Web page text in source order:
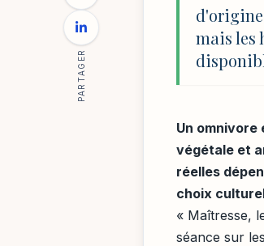
usages en
Mathilde Reynaud
PARTAGER
mais les
Un
végétale et
réelles
choix
« Maîtresse,
séance sur